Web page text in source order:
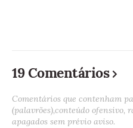
19 Comentários
Comentários que contenham
(palavrões),conteúdo ofensivo,
apagados sem prévio aviso.